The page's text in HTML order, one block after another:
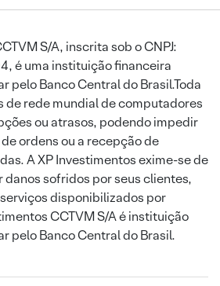
S/A, inscrita sob o CNPJ:
é uma instituição financeira
pelo Banco Central do Brasil.Toda
de rede mundial de computadores
ou atrasos, podendo impedir
ordens ou a recepção de
A XP Investimentos exime-se de
sofridos por seus clientes,
disponibilizados por
CCTVM S/A é instituição
pelo Banco Central do Brasil.